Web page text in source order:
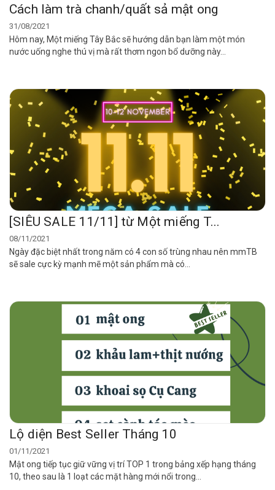
Cách làm trà chanh/quất sả mật ong
31/08/2021
Hôm nay, Một miếng Tây Bắc sẽ hướng dẫn bạn làm một món
nước uống nghe thú vị mà rất thơm ngon bổ dưỡng này...
[SIÊU SALE 11/11] từ Một miếng T...
08/11/2021
Ngày đặc biệt nhất trong năm có 4 con số trùng nhau nên mmTB
sẽ sale cực kỳ mạnh mẽ một sản phẩm mà có...
Lộ diện Best Seller Tháng 10
01/11/2021
Mật ong tiếp tục giữ vững vị trí TOP 1 trong bảng xếp hạng tháng
10, theo sau là 1 loạt các mặt hàng mới nổi trong...